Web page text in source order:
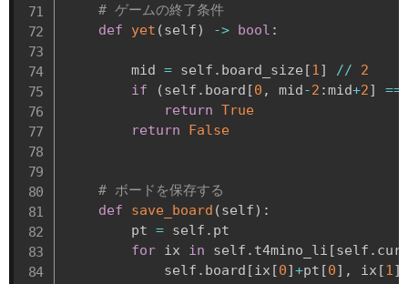
# ゲームの終了条件
def
yet (self) -> bool :
        mid
= self . board_size [1 ] //
2
if
(self . board [0 , mid-2 :mid+2]
==
return True
return
False
# ボードを保存する
def
save_board (self) :
        pt
= self . pt
for ix in self . t4mino_li [self . cur
            self
. board [ ix [0]+pt [0] , ix [1 ]